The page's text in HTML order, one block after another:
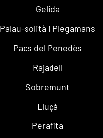
Gelida
Palau-solità i Plegamans
Pacs del Penedès
Rajadell
Sobremunt
Lluçà
Perafita